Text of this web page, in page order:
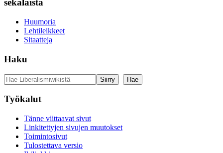
sekalaista
Huumoria
Lehtileikkeet
Sitaatteja
Haku
Työkalut
Tänne viittaavat sivut
Linkitettyjen sivujen muutokset
Toimintosivut
Tulostettava versio